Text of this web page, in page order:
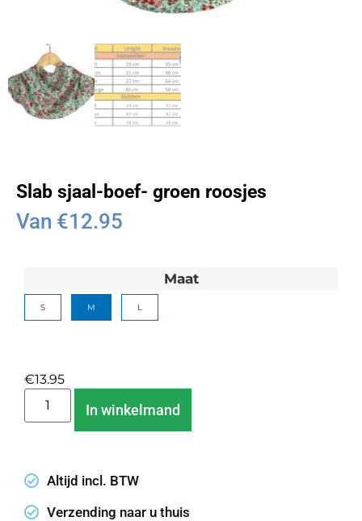
Slab sjaal-boef- groen roosjes
Van €12.95
Maat
S M L
€13.95
In winkelmand
Altijd incl. BTW
Verzending naar u thuis